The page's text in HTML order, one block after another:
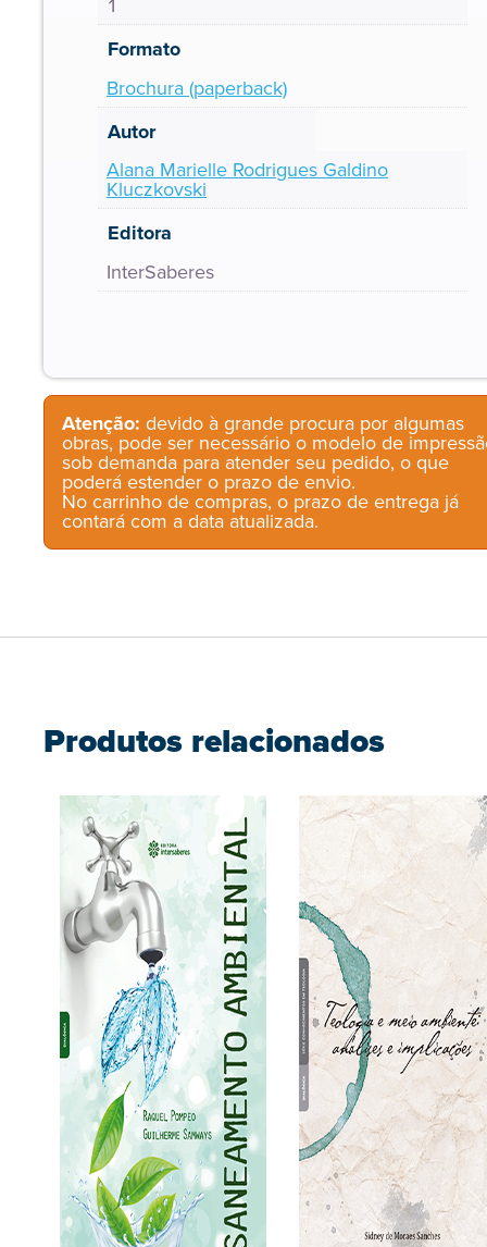
Formato
Brochura (paperback)
Autor
Alana Marielle Rodrigues Galdino
Kluczkovski
Editora
InterSaberes
Atenção: devido à grande procura por algumas
obras, pode ser necessário o modelo de
sob demanda para atender seu pedido, o que
poderá estender o prazo de envio.
No carrinho de compras, o prazo de entrega já
contará com a data atualizada.
Produtos relacionados